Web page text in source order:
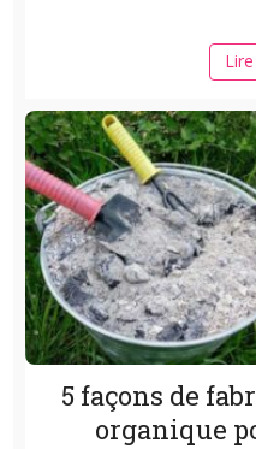
5 façons de
organique